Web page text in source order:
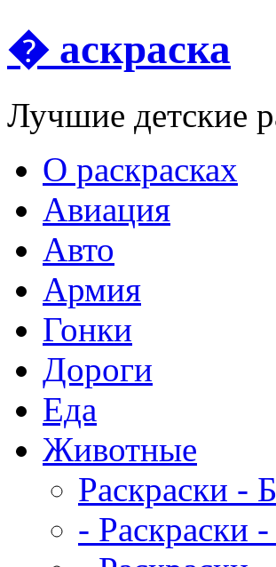
� аскраска
Лучшие детские
О раскрасках
Авиация
Авто
Армия
Гонки
Дороги
Еда
Животныe
Раскраски -
- Раскраски